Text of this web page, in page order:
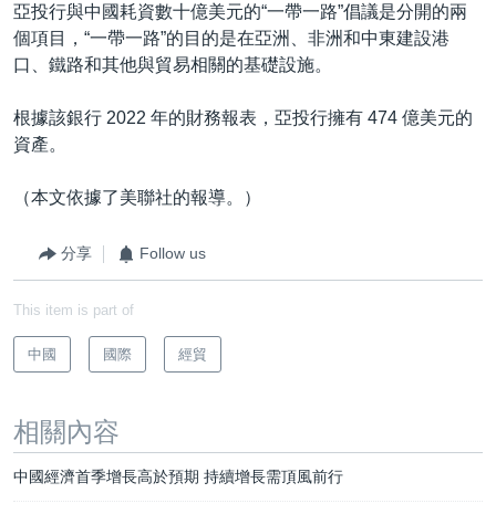
亞投行與中國耗資數十億美元的“一帶一路”倡議是分開的兩
個項目，“一帶一路”的目的是在亞洲、非洲和中東建設港
口、鐵路和其他與貿易相關的基礎設施。
根據該銀行 2022 年的財務報表，亞投行擁有 474 億美元的
資產。
（本文依據了美聯社的報導。）
分享 Follow us
This item is part of
中國 國際 經貿
相關內容
中國經濟首季增長高於預期 持續增長需頂風前行